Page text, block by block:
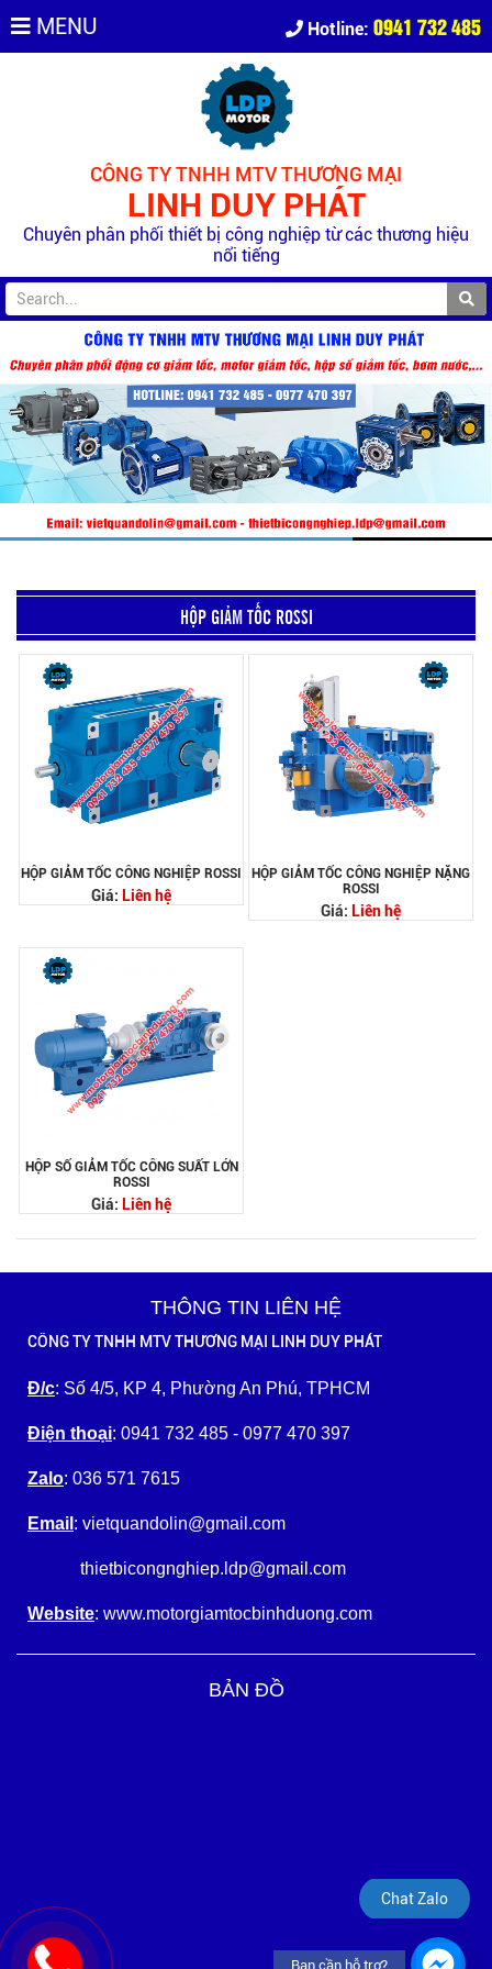
MENU Hotline: 0941 732 485
CÔNG TY TNHH MTV THƯƠNG MẠI
LINH DUY PHÁT
Chuyên phân phối thiết bị công nghiệp từ các thương hiệu
nổi tiếng
HỘP GIẢM TỐC ROSSI
HỘP GIẢM TỐC CÔNG NGHIỆP ROSSI
Giá: Liên hệ
HỘP GIẢM TỐC CÔNG NGHIỆP NẶNG
ROSSI
Giá: Liên hệ
HỘP SỐ GIẢM TỐC CÔNG SUẤT LỚN
ROSSI
Giá: Liên hệ
THÔNG TIN LIÊN HỆ
CÔNG TY TNHH MTV THƯƠNG MẠI LINH DUY PHÁT
Đ/c: Số 4/5, KP 4, Phường An Phú, TPHCM
Điện thoại: 0941 732 485 - 0977 470 397
Zalo: 036 571 7615
Email : vietquandolin@gmail.com
thietbicongnghiep.ldp@gmail.com
Website: www.motorgiamtocbinhduong.com
BẢN ĐỒ
Chat Zalo
Bạn cần hỗ trợ?